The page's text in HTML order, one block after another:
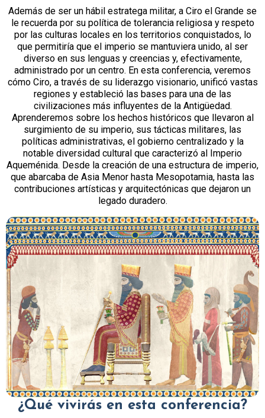
Además de ser un hábil estratega militar, a Ciro el Grande se
le recuerda por su política de tolerancia religiosa y respeto
por las culturas locales en los territorios conquistados, lo
que permitiría que el imperio se mantuviera unido, al ser
diverso en sus lenguas y creencias y, efectivamente,
administrado por un centro. En esta conferencia, veremos
cómo Ciro, a través de su liderazgo visionario, unificó vastas
regiones y estableció las bases para una de las
civilizaciones más influyentes de la Antigüedad.
Aprenderemos sobre los hechos históricos que llevaron al
surgimiento de su imperio, sus tácticas militares, las
políticas administrativas, el gobierno centralizado y la
notable diversidad cultural que caracterizó al Imperio
Aqueménida. Desde la creación de una estructura de imperio,
que abarcaba de Asia Menor hasta Mesopotamia, hasta las
contribuciones artísticas y arquitectónicas que dejaron un
legado duradero.
¿Qué vivirás en esta conferencia?